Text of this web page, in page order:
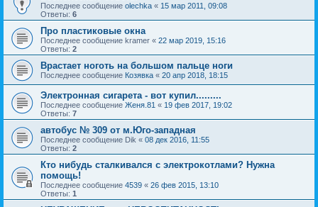
Последнее сообщение olechka « 15 мар 2011, 09:08
Ответы: 6
Про пластиковые окна
Последнее сообщение kramer « 22 мар 2019, 15:16
Ответы: 2
Врастает ноготь на большом пальце ноги
Последнее сообщение Козявка « 20 апр 2018, 18:15
Электронная сигарета - вот купил.........
Последнее сообщение Женя.81 « 19 фев 2017, 19:02
Ответы: 7
автобус № 309 от м.Юго-западная
Последнее сообщение Dik « 08 дек 2016, 11:55
Ответы: 2
Кто нибудь сталкивался с электрокотлами? Нужна
помощь!
Последнее сообщение 4539 « 26 фев 2015, 13:10
Ответы: 1